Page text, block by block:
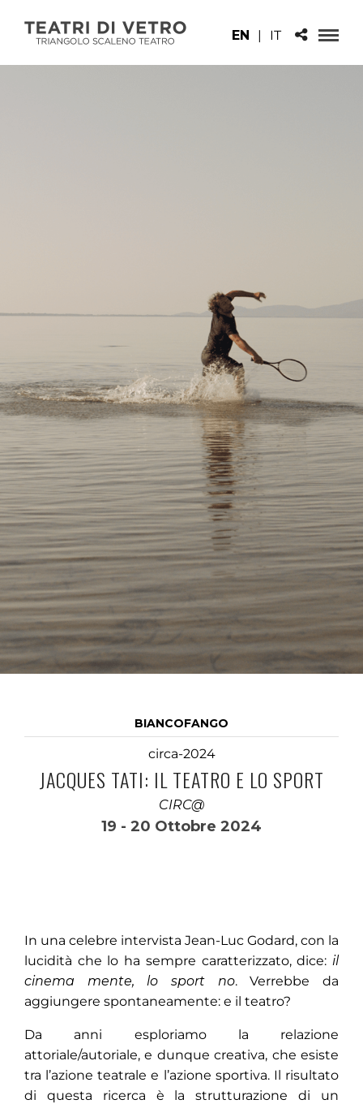
EN | IT
BIANCOFANGO
circa-2024
JACQUES TATI: IL TEATRO E LO SPORT
CIRC@
19 - 20 Ottobre 2024
In una celebre intervista Jean-Luc Godard, con la
lucidità che lo ha sempre caratterizzato, dice: il
cinema mente, lo sport no. Verrebbe da
aggiungere spontaneamente: e il teatro?
Da anni esploriamo la relazione
attoriale/autoriale, e dunque creativa, che esiste
tra l’azione teatrale e l’azione sportiva. Il risultato
di questa ricerca è la strutturazione di un